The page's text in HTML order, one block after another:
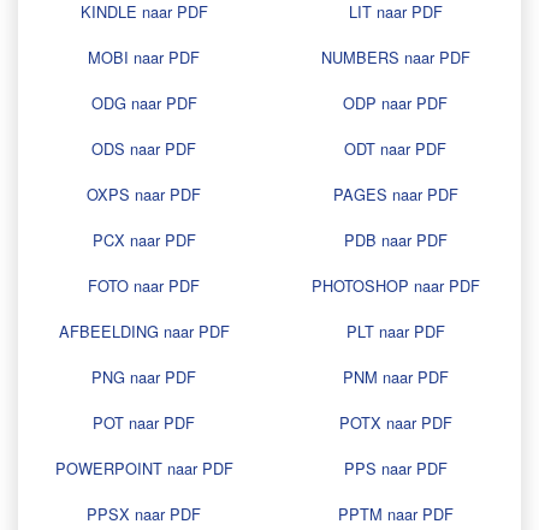
KINDLE naar PDF
LIT naar PDF
MOBI naar PDF
NUMBERS naar PDF
ODG naar PDF
ODP naar PDF
ODS naar PDF
ODT naar PDF
OXPS naar PDF
PAGES naar PDF
PCX naar PDF
PDB naar PDF
FOTO naar PDF
PHOTOSHOP naar PDF
AFBEELDING naar PDF
PLT naar PDF
PNG naar PDF
PNM naar PDF
POT naar PDF
POTX naar PDF
POWERPOINT naar PDF
PPS naar PDF
PPSX naar PDF
PPTM naar PDF